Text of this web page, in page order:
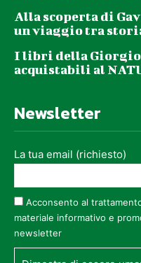
Alla scoperta di
un viaggio tra
I libri della
acquistabili al
Newsletter
La tua email (richiesto)
Acconsento al
materiale informativo e
newsletter